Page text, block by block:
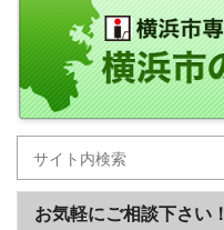
お気軽にご相談下さい！